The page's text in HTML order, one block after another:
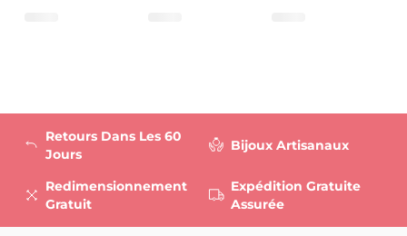
Retours Dans Les 60
Jours
Redimensionnement
Gratuit
Bijoux Artisanaux
Expédition Gratuite
Assurée